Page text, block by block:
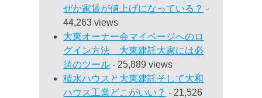
ぜか家賃が値上げになっている？ -
44,263 views
大東オーナー会マイページへのロ
グイン方法 大東建託大家には必
須のツール - 25,889 views
積水ハウスと大東建託そして大和
ハウス工業どこがいい？ - 21,526